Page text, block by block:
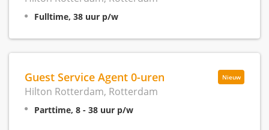
Fulltime, 38 uur p/w
Nieuw
Guest Service Agent 0-uren
Hilton Rotterdam, Rotterdam
Parttime, 8 - 38 uur p/w